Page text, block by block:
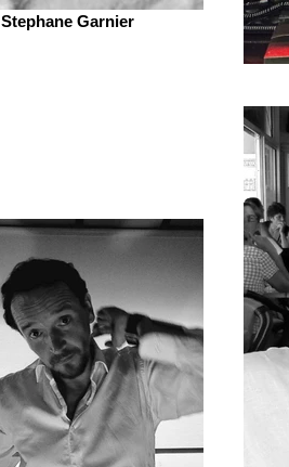
Stephane Garnier